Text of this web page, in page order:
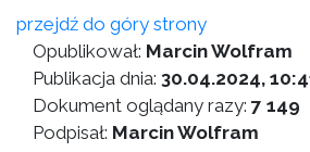
przejdź do góry strony
Opublikował: Marcin Wolfram
Publikacja dnia: 30.04.2024,
Dokument oglądany razy: 7 149
Podpisał: Marcin Wolfram